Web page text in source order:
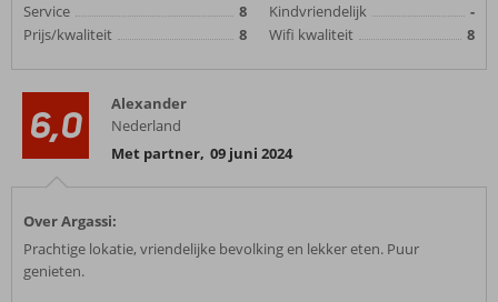
Service
8
Prijs/kwaliteit
8
Kindvriendelijk
-
Wifi kwaliteit
8
6,0
Alexander
Nederland
Met partner, 09 juni 2024
Over Argassi:
Prachtige lokatie, vriendelijke bevolking en lekker eten. Puur
genieten.